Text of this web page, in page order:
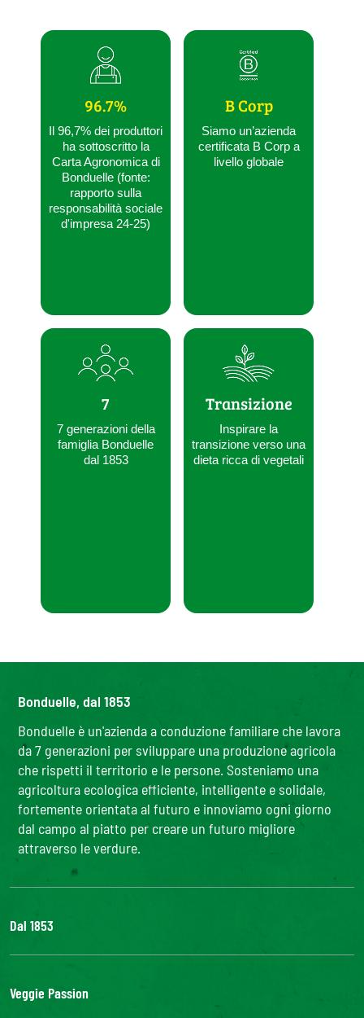
96.7%
Il 96,7% dei produttori
ha sottoscritto la
Carta Agronomica di
Bonduelle (fonte:
rapporto sulla
responsabilità sociale
d'impresa 24-25)
7
7 generazioni della
famiglia Bonduelle
dal 1853
B Corp
Siamo un’azienda
certificata B Corp a
livello globale
Transizione
Inspirare la
transizione verso una
dieta ricca di vegetali
Bonduelle, dal 1853
Bonduelle è un'azienda a conduzione familiare che lavora
da 7 generazioni per sviluppare una produzione agricola
che rispetti il territorio e le persone. Sosteniamo una
agricoltura ecologica efficiente, intelligente e solidale,
fortemente orientata al futuro e innoviamo ogni giorno
dal campo al piatto per creare un futuro migliore
attraverso le verdure.
Dal 1853
Il Gruppo
La nostra filiera
Veggie Passion